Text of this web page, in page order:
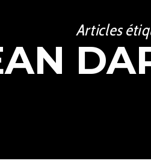
Articles